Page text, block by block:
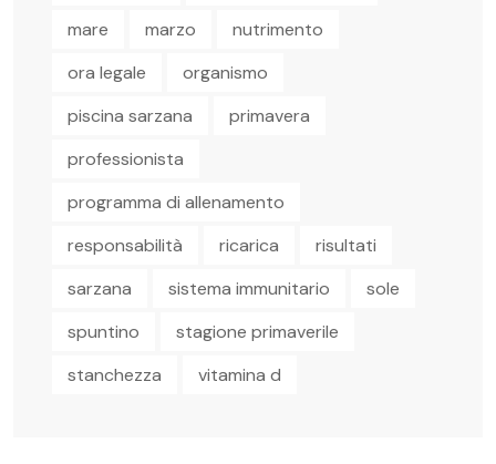
mare
marzo
nutrimento
ora legale
organismo
piscina sarzana
primavera
professionista
programma di allenamento
responsabilità
ricarica
risultati
sarzana
sistema immunitario
sole
spuntino
stagione primaverile
stanchezza
vitamina d